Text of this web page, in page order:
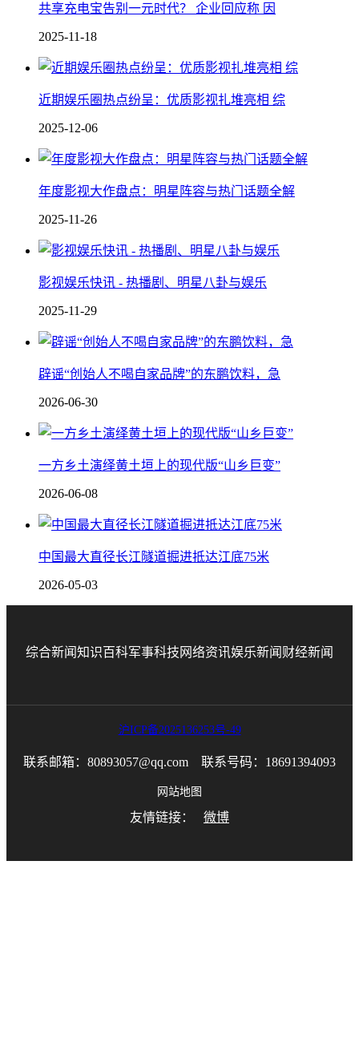
共享充电宝告别一元时代？ 企业回应称 因
2025-11-18
近期娱乐圈热点纷呈：优质影视扎堆亮相 综
2025-12-06
年度影视大作盘点：明星阵容与热门话题全解
2025-11-26
影视娱乐快讯 - 热播剧、明星八卦与娱乐
2025-11-29
辟谣“创始人不喝自家品牌”的东鹏饮料，急
2026-06-30
一方乡土演绎黄土垣上的现代版“山乡巨变”
2026-06-08
中国最大直径长江隧道掘进抵达江底75米
2026-05-03
综合新闻知识百科军事科技 网络资讯娱乐新闻 财经新闻
沪ICP备2025136253号-49
联系邮箱：80893057@qq.com 联系号码：18691394093
网站地图
友情链接： 微博